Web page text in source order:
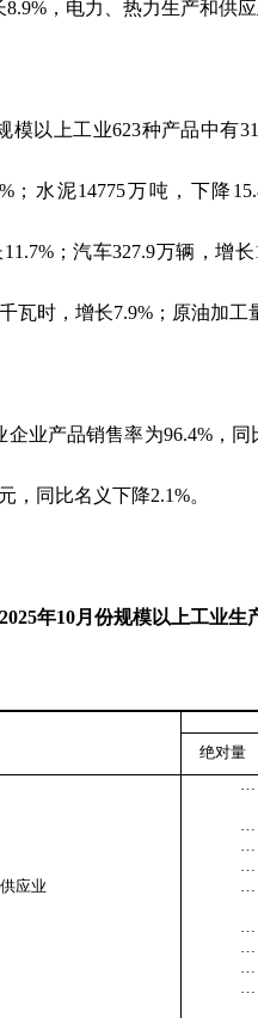
8.9% ，电力、热力生产和供
模以上工业623种产品中有
；水泥14775万吨，下降
11.7%；汽车327.9万辆，增长
瓦时，增长7.9% ；原油加工
企业产品销售率为96.4%，同
，同比名义下降2.1%。
2025年10月份规模以上工业生
绝对量
…
…
…
…
应业
…
…
…
…
…